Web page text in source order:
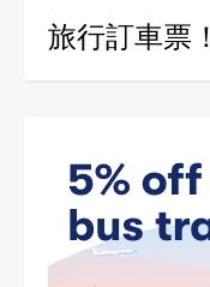
旅行訂車票！